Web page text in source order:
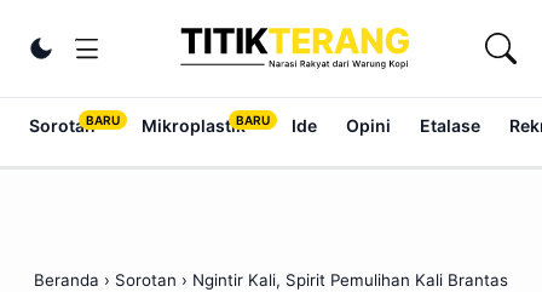
Ubah tema
Sorotan Mikroplastik Ide Opini Etalase
Beranda › Sorotan › Ngintir Kali, Spirit Pemulihan Kali Brantas